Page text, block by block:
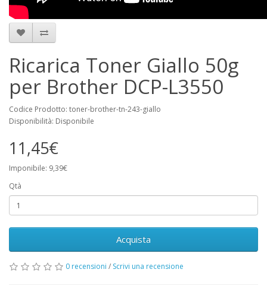
Ricarica Toner Giallo 50g
per Brother DCP-L3550
Codice Prodotto: toner-brother-tn-243-giallo
Disponibilità: Disponibile
11,45€
Imponibile: 9,39€
Qtà
Acquista
0 recensioni / Scrivi una recensione